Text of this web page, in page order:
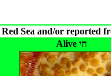
Sea and/or reported
Alive חי